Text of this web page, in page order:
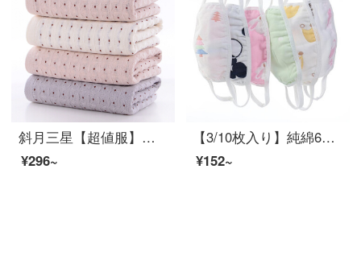
斜月三星【超値服】全綿の蜂の巣タオル大人カップル用タオルセット3枚入り携帯タオル
¥296~
【3/10枚入り】純綿6枚の糸の布地カバー安全環境保護防塵剤無蛍光剤3本は大人用マスクを装着しています。
¥152~